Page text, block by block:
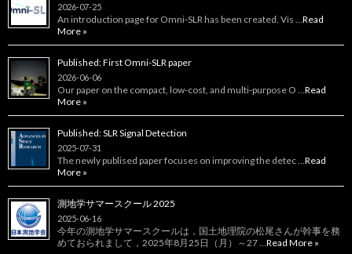
2026-07-25
An introduction page for Omni‑SLR has been created. Vis … Read
More »
Published: First Omni-SLR paper
2026-06-06
Our paper on the compact, low‑cost, and multi‑purpose O … Read
More »
Published: SLR Signal Detection
2025-07-31
The newly publised paper focuses on improving the detec … Read
More »
測地学サマースクール 2025
2025-06-16
今年の測地学サマースクールは，国土地理院の松尾さんが幹事を務
めておられまして，2025年8月25日（月）～27 … Read More »